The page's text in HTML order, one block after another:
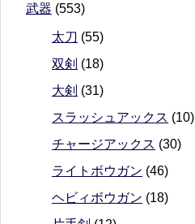
武器 (553)
太刀 (55)
双剣 (18)
大剣 (31)
スラッシュアックス (10)
チャージアックス (30)
ライトボウガン (46)
ヘビィボウガン (18)